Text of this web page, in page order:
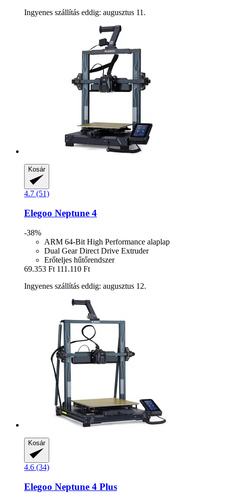
Ingyenes szállítás eddig: augusztus 11.
Kosár
4.7 (51)
Elegoo Neptune 4
-38%
ARM 64-Bit High Performance alaplap
Dual Gear Direct Drive Extruder
Erőteljes hűtőrendszer
69.353 Ft 111.110 Ft
Ingyenes szállítás eddig: augusztus 12.
Kosár
4.6 (34)
Elegoo Neptune 4 Plus